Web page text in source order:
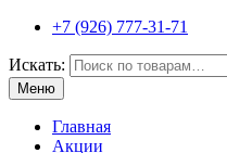
+7 (926) 777-31-71
Искать:
Меню
Главная
Акции